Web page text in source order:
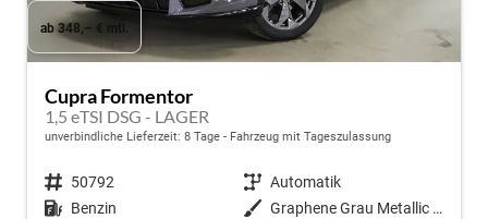
ab 348,– € mtl.
Cupra Formentor
1,5 eTSI DSG - LAGER
unverbindliche Lieferzeit: 8 Tage Fahrzeug mit Tageszulassung
Fahrzeugnr. 50792 Getriebe Automatik
Kraftstoff Benzin Außenfarbe
Graphene Grau Metallic (R6)